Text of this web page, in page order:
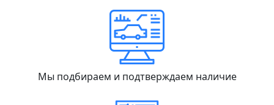
Мы подбираем и подтверждаем наличие